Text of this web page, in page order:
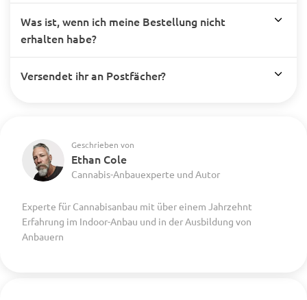
Was ist, wenn ich meine Bestellung nicht
erhalten habe?
Versendet ihr an Postfächer?
Geschrieben von
Ethan Cole
Cannabis-Anbauexperte und Autor
Experte für Cannabisanbau mit über einem Jahrzehnt
Erfahrung im Indoor-Anbau und in der Ausbildung von
Anbauern